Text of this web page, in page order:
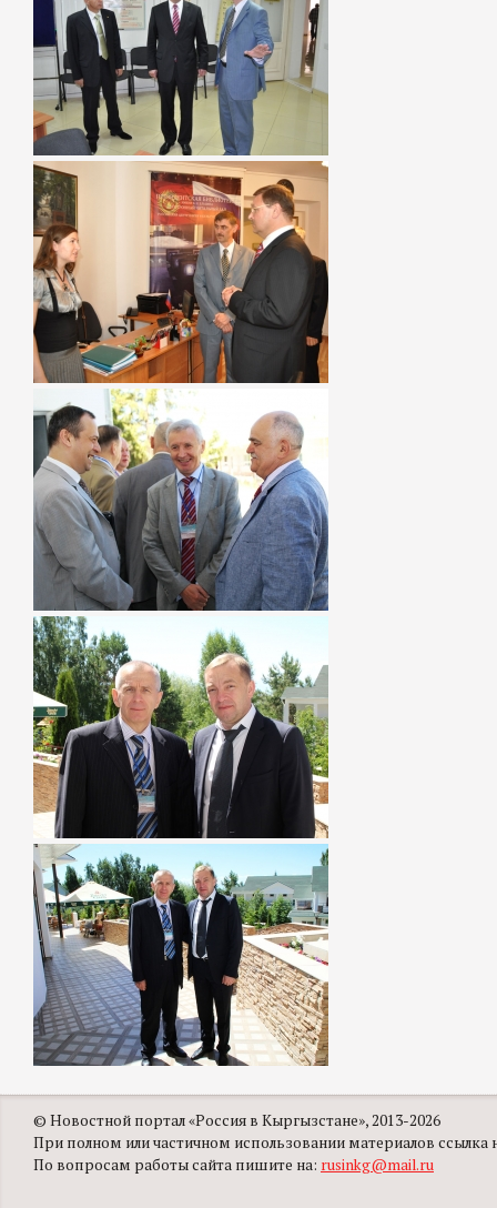
© Новостной портал «Россия в Кыргызстане», 2013-2026
При полном или частичном использовании материалов ссылка
По вопросам работы сайта пишите на: rusinkg@mail.ru